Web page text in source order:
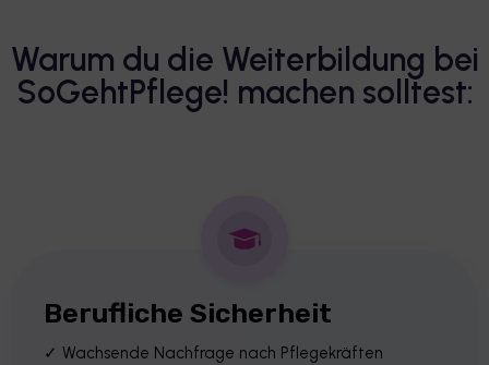
Warum du die Weiterbildung bei
SoGehtPflege! machen solltest:
Berufliche Sicherheit
✓ Wachsende Nachfrage nach Pflegekräften